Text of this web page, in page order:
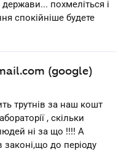
похмеліться і
спокійніше будете
(google)
трутнів за наш кошт
, скільки
ні за що !!!! А
до періоду